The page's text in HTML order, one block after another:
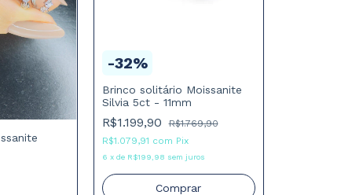
-32%
Brinco solitário Moissanite
Silvia 5ct - 11mm
R$1.199,90
R$1.769,90
R$1.079,91 com Pix
6 x de R$199,98 sem juros
Comprar